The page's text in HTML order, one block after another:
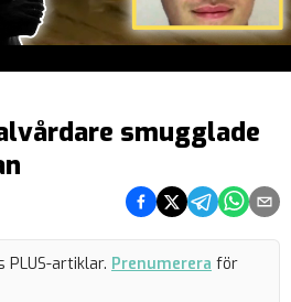
smugglade
Dela på Facebook
Dela på Twitter
Dela påDela på
Dela
PLUS-artiklar. Prenumerera för